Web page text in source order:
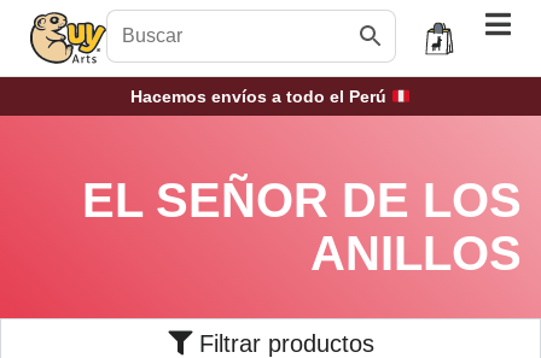
Hacemos envíos a todo el Perú
EL SEÑOR DE LOS
ANILLOS
Filtrar productos